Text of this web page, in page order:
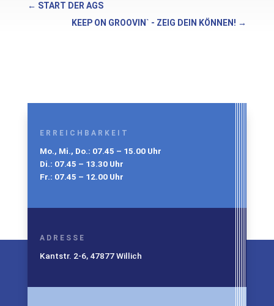
← START DER AGS
KEEP ON GROOVIN` - ZEIG DEIN KÖNNEN! →
ERREICHBARKEIT
Mo., Mi., Do.: 07.45 – 15.00 Uhr
Di.: 07.45 – 13.30 Uhr
Fr.: 07.45 – 12.00 Uhr
ADRESSE
Kantstr. 2-6, 47877 Willich